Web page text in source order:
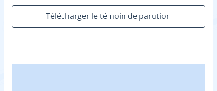
Télécharger le témoin de parution